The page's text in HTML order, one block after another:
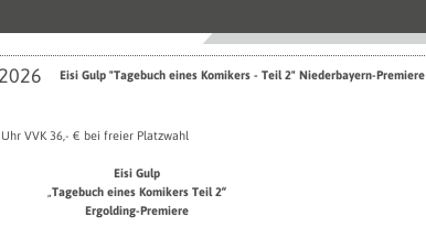
Eisi Gulp "Tagebuch eines Komikers - Teil 2" Niederbayern-Premiere
VVK 36,- € bei freier Platzwahl
Eisi Gulp
„Tagebuch eines Komikers Teil 2“
Ergolding-Premiere